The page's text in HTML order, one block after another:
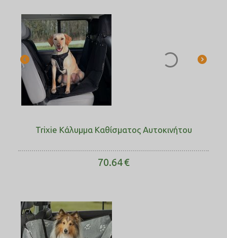
Trixie Κάλυμμα Καθίσματος Αυτοκινήτου
70.64€